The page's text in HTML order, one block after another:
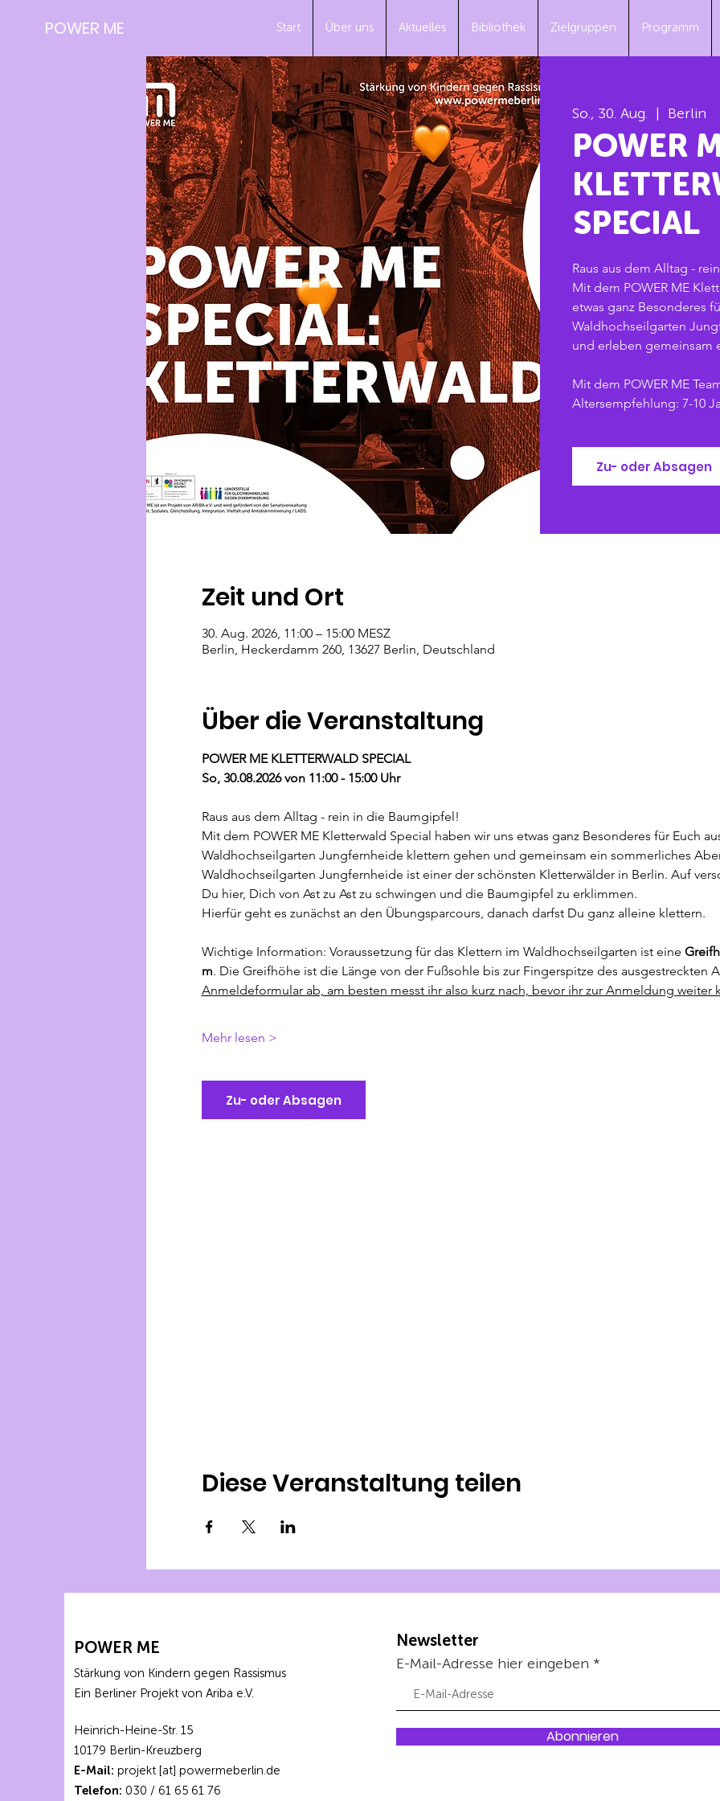
POWER ME Start Über uns Aktuelles Bibliothek Zielgruppen Programm
So., 30. Aug. Berlin
POWER
SPECIAL
Raus aus dem Alltag -
Mit dem POWER ME
etwas ganz Besonderes
Waldhochseilgarten
und erleben gemeinsam
Mit dem POWER ME
Altersempfehlung: 7-10
Zu- oder Absagen
Zeit und Ort
30. Aug. 2026, 11:00 – 15:00 MESZ
Berlin, Heckerdamm 260, 13627 Berlin, Deutschland
Über die Veranstaltung
POWER ME KLETTERWALD SPECIAL
So, 30.08.2026 von 11:00 - 15:00 Uhr
Raus aus dem Alltag - rein in die Baumgipfel!
Mit dem POWER ME Kletterwald Special haben wir uns etwas ganz Besonderes für Euch
Waldhochseilgarten Jungfernheide klettern gehen und gemeinsam ein sommerliches
Waldhochseilgarten Jungfernheide ist einer der schönsten Kletterwälder in Berlin. Auf
Du hier, Dich von Ast zu Ast zu schwingen und die Baumgipfel zu erklimmen.
Hierfür geht es zunächst an den Übungsparcours, danach darfst Du ganz alleine klettern.
Wichtige Information: Voraussetzung für das Klettern im Waldhochseilgarten ist eine
m. Die Greifhöhe ist die Länge von der Fußsohle bis zur Fingerspitze des ausgestreckten
Anmeldeformular ab, am besten messt ihr also kurz nach, bevor ihr zur Anmeldung weiter
Mehr lesen >
Zu- oder Absagen
Diese Veranstaltung teilen
POWER ME
Stärkung von Kindern gegen Rassismus
Ein Berliner Projekt von Ariba e.V.
Heinrich-Heine-Str. 15
10179 Berlin-Kreuzberg
E-Mail: projekt [at] powermeberlin.de
Telefon: 030 / 61 65 61 76
Newsletter
E-Mail-Adresse hier eingeben
Abonnieren